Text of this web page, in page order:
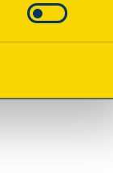
und die
gezeigt. Sie